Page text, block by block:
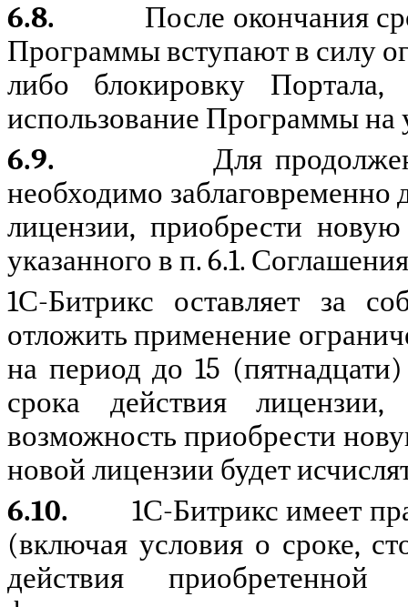
6.8.
После окончания
Программы вступают в силу
либо блокировку Портала,
использование Программы на
6.9.
Для
необходимо заблаговременно
лицензии, приобрести
указанного в п. 6.1.
1С-Битрикс оставляет за
отложить применение
на период до 15
срока действия
возможность приобрести
новой лицензии будет
6.10.
1С-Битрикс имеет
(включая условия о сроке,
действия